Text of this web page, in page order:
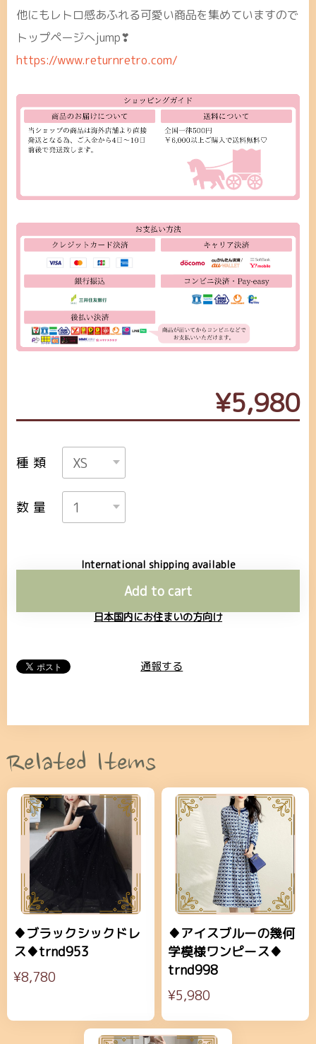
他にもレトロ感あふれる可愛い商品を集めていますので
トップページへjump❣
https://www.returnretro.com/
¥5,980
種類
数量
International shipping available
Add to cart
日本国内にお住まいの方向け
通報する
Related Items
♦ブラックシックドレ
ス♦trnd953
¥8,780
♦アイスブルーの幾何
学模様ワンピース♦
trnd998
¥5,980